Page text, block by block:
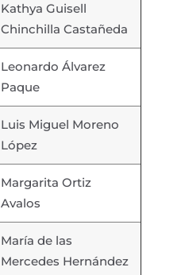
Kathya Guisell
Chinchilla Castañeda
Leonardo Álvarez
Paque
Luis Miguel Moreno
López
Margarita Ortiz
Avalos
María de las
Mercedes Hernández